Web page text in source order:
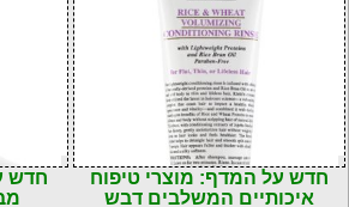
חדש על המדף: מוצרי טיפוח
איכותיים המשלבים דבש
חדש